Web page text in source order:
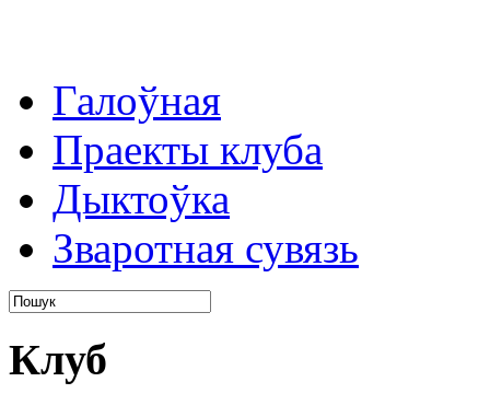
Галоўная
Праекты клуба
Дыктоўка
Зваротная сувязь
Клуб